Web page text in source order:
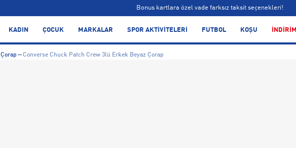
Bonus kartlara özel vade farksız taksit seçenekleri!
KADIN ÇOCUK MARKALAR SPOR AKTİVİTELERİ FUTBOL KOŞU İNDİRİM
Çorap Converse Chuck Patch Crew 3lü Erkek Beyaz Çorap